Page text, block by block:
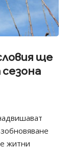
ще
житни